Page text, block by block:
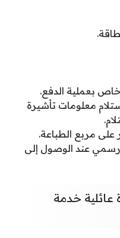
بعملية الدفع.
معلومات تأشيرة
على مربع الطباعة.
رسمي عند الوصول إلى
عائلية خدمة